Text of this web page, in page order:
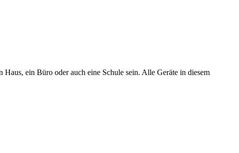
ein Büro oder auch eine Schule sein. Alle Geräte in diesem